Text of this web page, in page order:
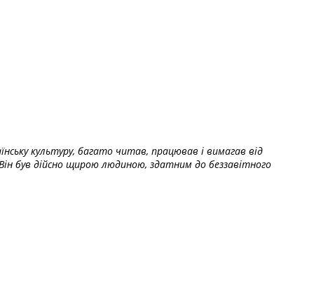
культуру, багато читав, працював і вимагав від
був дійсно щирою людиною, здатним до беззавітного